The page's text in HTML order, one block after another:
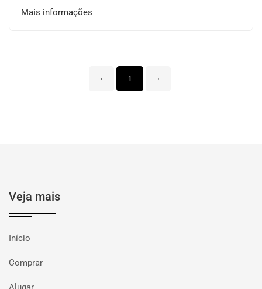
Mais informações
‹ 1 ›
Veja mais
Início
Comprar